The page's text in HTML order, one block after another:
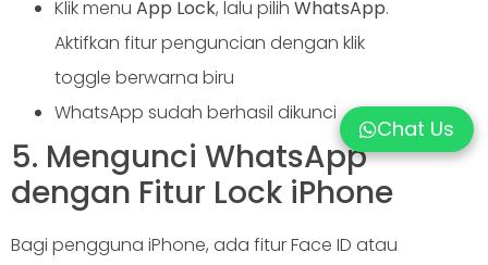
Klik menu App Lock, lalu pilih WhatsApp.
Aktifkan fitur penguncian dengan klik
toggle berwarna biru
WhatsApp sudah berhasil dikunci
5. Mengunci WhatsApp
dengan Fitur Lock iPhone
Bagi pengguna iPhone, ada fitur Face ID atau
Chat Us